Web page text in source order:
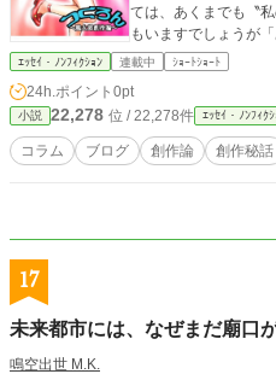
ては、あくまでも〝
もいますでしょうが
なんだ？」と寛容に
定期になります。 気
に好奇心や共感を以
ｴｯｾｲ・ﾉﾝﾌｨｸｼｮﾝ 連載中 ｼｮｰﾄｼｮｰﾄ
24h.ポイント 0pt
小説 22,278 位 / 22,278件 ｴｯｾｲ・ﾉﾝﾌｨｸ
コラム ブログ 創作論 創作秘話
17
未来都市には、なぜまだ廟口
鳴空出世 M.K.